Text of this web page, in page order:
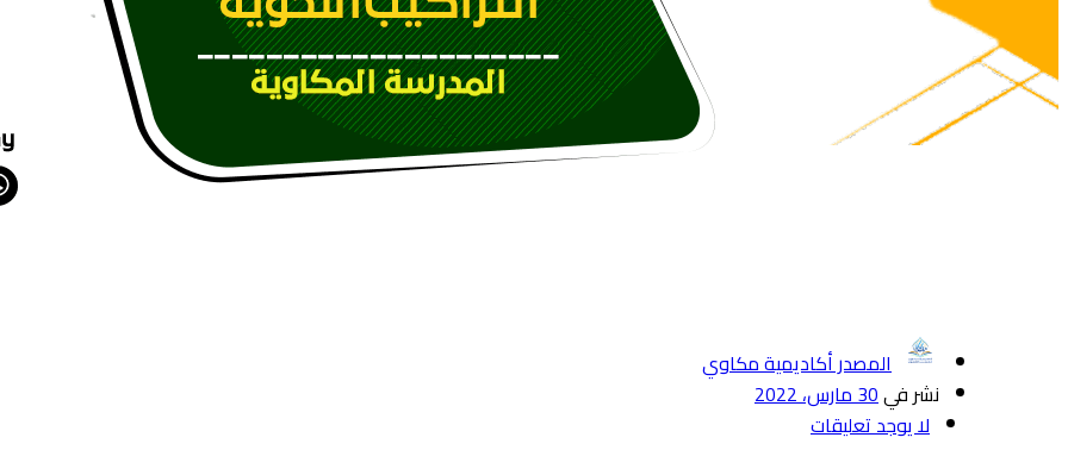
المصدر أكاديمية مكاوي
نشر في30 مارس، 2022
لا يوجد تعليقات